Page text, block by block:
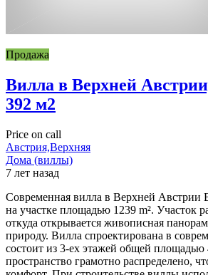
Продажа
Вилла в Верхней
392 м2
Price on call
Австрия,Верхняя
Дома (виллы)
7 лет назад
Современная вилла в Верхней Австрии
на участке площадью 1239 m². Участок
откуда открывается живописная
природу. Вилла спроектирована в
состоит из 3-ех этажей общей
пространство грамотно распределено,